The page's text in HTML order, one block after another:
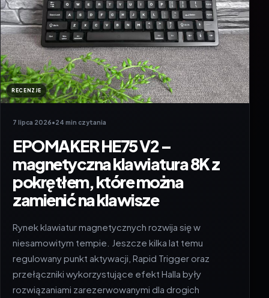
RECENZJE
7 lipca 2026•24 min czytania
EPOMAKER HE75 V2 –
magnetyczna klawiatura 8K z
pokrętłem, które można
zamienić na klawisze
Rynek klawiatur magnetycznych rozwija się w
niesamowitym tempie. Jeszcze kilka lat temu
regulowany punkt aktywacji, Rapid Trigger oraz
przełączniki wykorzystujące efekt Halla były
rozwiązaniami zarezerwowanymi dla drogich